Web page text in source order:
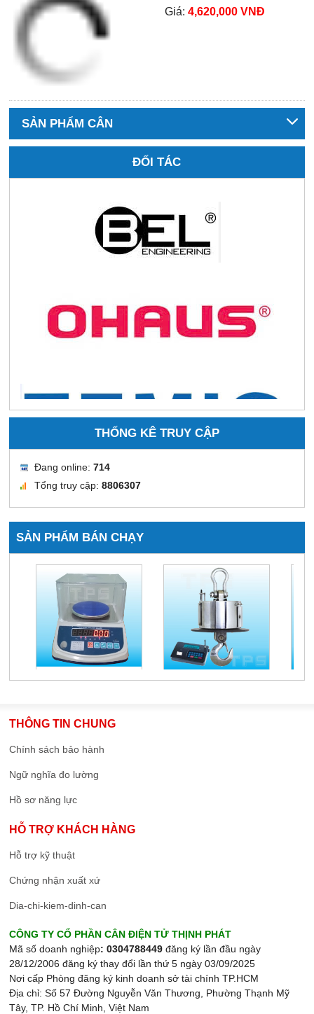
Giá: 4,620,000 VNĐ
SẢN PHẨM CÂN
ĐỐI TÁC
THỐNG KÊ TRUY CẬP
Đang online:714
Tổng truy cập:8806307
SẢN PHẨM BÁN CHẠY
THÔNG TIN CHUNG
Chính sách bảo hành
Ngữ nghĩa đo lường
Hồ sơ năng lực
HỖ TRỢ KHÁCH HÀNG
Hỗ trợ kỹ thuật
Chứng nhận xuất xứ
Dia-chi-kiem-dinh-can
CÔNG TY CỔ PHẦN CÂN ĐIỆN TỬ THỊNH PHÁT
Mã số doanh nghiệp: 0304788449 đăng ký lần đầu ngày
28/12/2006 đăng ký thay đổi lần thứ 5 ngày 03/09/2025
Nơi cấp Phòng đăng ký kinh doanh sở tài chính TP.HCM
Địa chỉ: Số 57 Đường Nguyễn Văn Thương, Phường Thạnh Mỹ
Tây, TP. Hồ Chí Minh, Việt Nam